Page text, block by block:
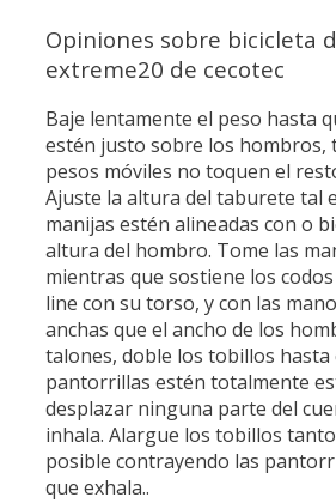
Opiniones sobre bicicleta
extreme20 de cecotec
Baje lentamente el peso hasta
estén justo sobre los hombros,
pesos móviles no toquen el
Ajuste la altura del taburete tal
manijas estén alineadas con o
altura del hombro. Tome las
mientras que sostiene los
line con su torso, y con las
anchas que el ancho de los
talones, doble los tobillos hasta
pantorrillas estén totalmente
desplazar ninguna parte del
inhala. Alargue los tobillos
posible contrayendo las
que exhala..